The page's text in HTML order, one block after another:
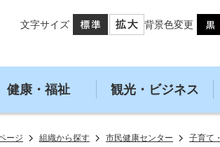
文字サイズ 背景色変更
健康・福祉 観光・ビジネス
ージ 組織から探す 市民健康センター 子育て